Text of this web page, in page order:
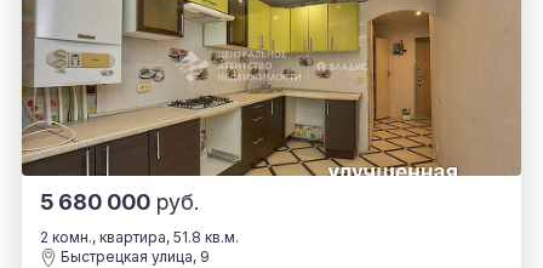
5 680 000 руб.
2 комн., квартира, 51.8 кв.м.
Быстрецкая улица, 9